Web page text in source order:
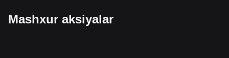
Mashxur aksiyalar